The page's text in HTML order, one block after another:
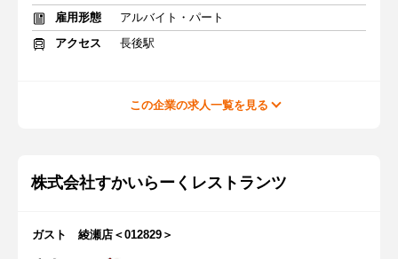
雇用形態
アルバイト・パート
アクセス
長後駅
この企業の求人一覧を見る
株式会社すかいらーくレストランツ
ガスト 綾瀬店＜012829＞